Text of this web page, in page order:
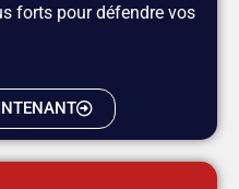
forts pour défendre vos